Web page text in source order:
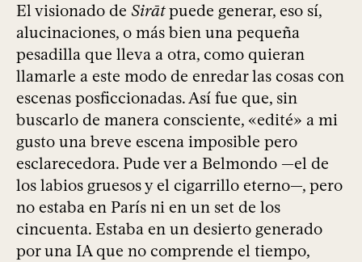
El visionado de Sirātpuede generar, eso sí,
alucinaciones, o más bien una pequeña
pesadilla que lleva a otra, como quieran
llamarle a este modo de enredar las cosas con
escenas posficcionadas. Así fue que, sin
buscarlo de manera consciente, «edité» a mi
gusto una breve escena imposible pero
esclarecedora. Pude ver a Belmondo —el de
los labios gruesos y el cigarrillo eterno—, pero
no estaba en París ni en un set de los
cincuenta. Estaba en un desierto generado
por una IA que no comprende el tiempo,